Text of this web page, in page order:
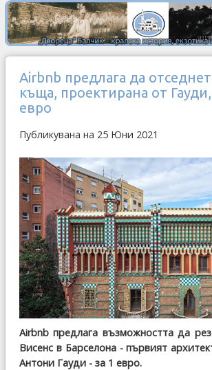
Airbnb предлага да
къща, проектирана от
евро
Публикувана на 25 Юни 2021
Airbnb предлага възможността да
Висенс в Барселона - първият
Антони Гауди - за 1 евро.